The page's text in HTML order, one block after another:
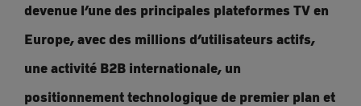
devenue l’une des principales plateformes TV en
Europe, avec des millions d’utilisateurs actifs,
une activité B2B internationale, un
positionnement technologique de premier plan et